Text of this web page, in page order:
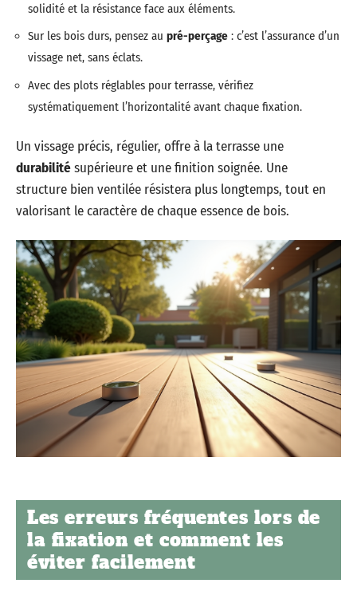
solidité et la résistance face aux éléments.
Sur les bois durs, pensez au pré-perçage : c’est l’assurance d’un
vissage net, sans éclats.
Avec des plots réglables pour terrasse, vérifiez
systématiquement l’horizontalité avant chaque fixation.
Un vissage précis, régulier, offre à la terrasse une
durabilitésupérieure et une finition soignée. Une
structure bien ventilée résistera plus longtemps, tout en
valorisant le caractère de chaque essence de bois.
Les erreurs fréquentes lors de
la fixation et comment les
éviter facilement